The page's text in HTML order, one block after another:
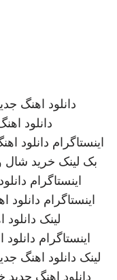
دانلود اهنگ
دانلود
اینستاگرام دانلود
بک لینک خرید
اینستاگرام
اینستاگرام دانلود
لینک دانلود
اینستاگرام
لینک دانلود اهنگ
دانلود اهنگ جدید